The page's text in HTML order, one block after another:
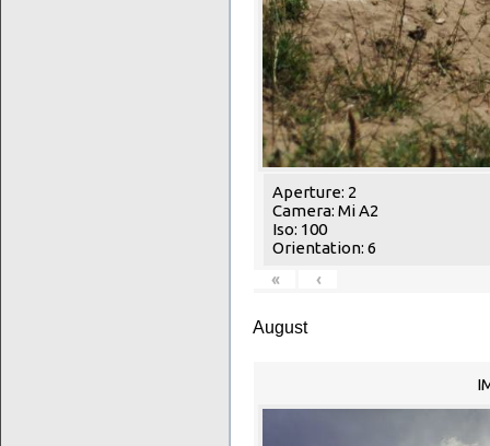
Aperture: 2
Camera: Mi A2
Iso: 100
Orientation: 6
«
‹
August